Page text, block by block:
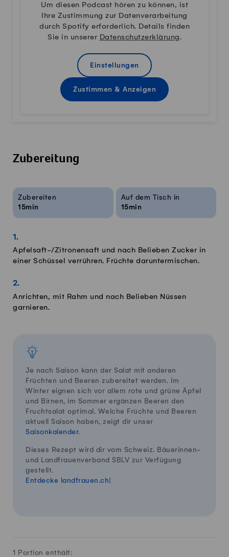
Um diesen Podcast hören zu können, ist
Ihre Zustimmung zur Datenverarbeitung
durch Spotify erforderlich. Details finden
Sie in unserer Datenschutzerklärung.
Einstellungen
Zustimmen & Anzeigen
Zubereitung
Rezeptinfos
Zubereiten
15min
Auf dem Tisch in
15min
Apfelsaft-/Zitronensaft und nach Belieben Zucker in
einer Schüssel verrühren. Früchte daruntermischen.
Anrichten, mit Rahm und nach Belieben Nüssen
garnieren.
Je nach Saison kann der Salat mit anderen
Früchten und Beeren zubereitet werden. Im
Winter eignen sich vor allem rote und grüne Äpfel
und Birnen, im Sommer ergänzen Beeren den
Fruchtsalat optimal. Welche Früchte und Beeren
aktuell Saison haben, zeigt dir unser
Saisonkalender.
Dieses Rezept wird dir vom Schweiz. Bäuerinnen-
und Landfrauenverband SBLV zur Verfügung
gestellt.
Entdecke landfrauen.ch!
1 Portion enthält: